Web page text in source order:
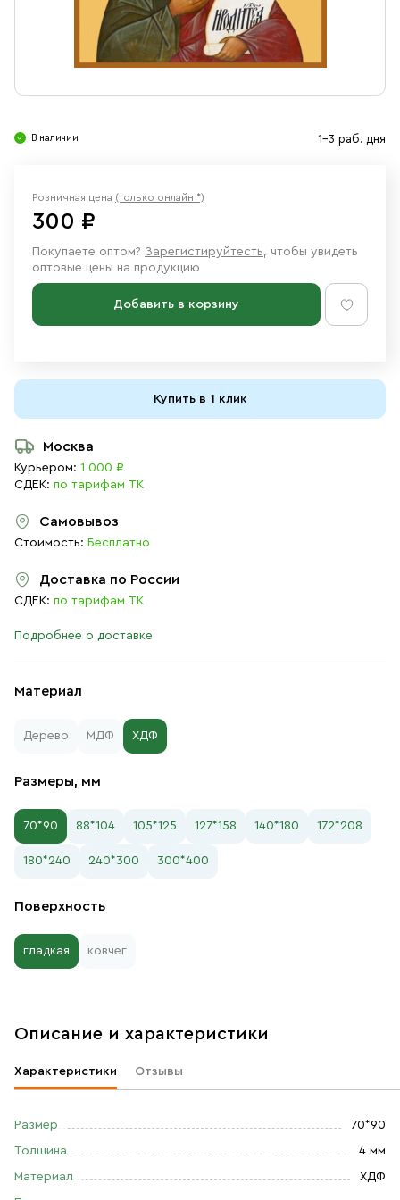
Ювелирные изделия
В наличии 1-3 раб. дня
Материал
Дерево МДФ ХДФ
Размеры, мм
70*90 88*104 105*125 127*158 140*180 172*208
180*240 240*300 300*400
Поверхность
гладкая ковчег
Розничная цена (только онлайн *)
300 ₽
Покупаете оптом? Зарегистируйтесть, чтобы увидеть
оптовые цены на продукцию
Добавить в корзину
Купить в 1 клик
Москва
Курьером: 1 000 ₽
СДЕК: по тарифам ТК
Самовывоз
Стоимость: Бесплатно
Доставка по России
СДЕК: по тарифам ТК
Подробнее о доставке
Описание и характеристики
Характеристики Отзывы
Размер 70*90
Толщина 4 мм
Материал ХДФ